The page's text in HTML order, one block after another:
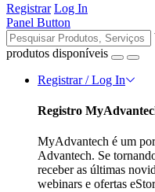
Registrar Log In
Panel Button
produtos disponíveis
Registrar / Log In
Registro
MyAdvantech é um
Advantech. Se
receber as últimas
webinars e ofertas